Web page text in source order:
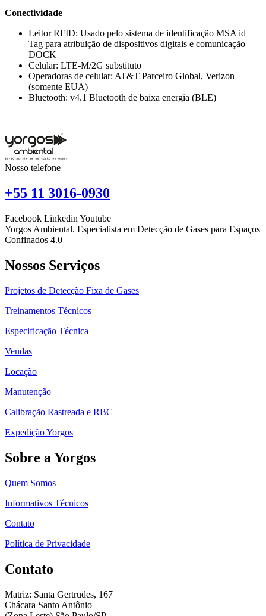
Conectividade
Leitor RFID: Usado pelo sistema de identificação MSA id
Tag para atribuição de dispositivos digitais e comunicação
DOCK
Celular: LTE-M/2G substituto
Operadoras de celular: AT&T Parceiro Global, Verizon
(somente EUA)
Bluetooth: v4.1 Bluetooth de baixa energia (BLE)
Nosso telefone
+55 11 3016-0930
Facebook Linkedin Youtube
Yorgos Ambiental. Especialista em Detecção de Gases para Espaços
Confinados 4.0
Nossos Serviços
Projetos de Detecção Fixa de Gases
Treinamentos Técnicos
Especificação Técnica
Vendas
Locação
Manutenção
Calibração Rastreada e RBC
Expedição Yorgos
Sobre a Yorgos
Quem Somos
Informativos Técnicos
Contato
Política de Privacidade
Contato
Matriz: Santa Gertrudes, 167
Chácara Santo Antônio